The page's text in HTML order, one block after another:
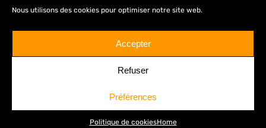
Nous utilisons des cookies pour optimiser notre site web.
Accepter
Refuser
Préférences
Politique de cookiesHome
MENTIONS LÉGALES
© Copyright 2020 - 2026 THE BLACK LAB